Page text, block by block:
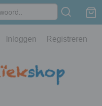
Inloggen Registreren